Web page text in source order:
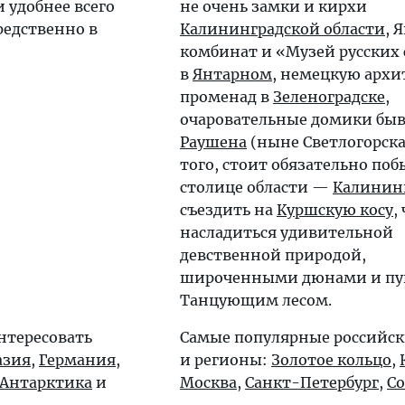
удобнее всего
в
не очень замки и кирхи
Калининградской области,
комбинат и «Музей русских
в Янтарном, немецкую
променад в Зеленоградске,
очаровательные домики
Раушена (ныне
того, стоит обязательно
столице области —
съездить на Куршскую косу,
насладиться удивительной
девственной природой,
широченными дюнами и
Танцующим лесом.
, Германия,
Антарктика и
Самые популярные
и регионы: Золотое кольцо,
Москва, Санкт-Петербург,